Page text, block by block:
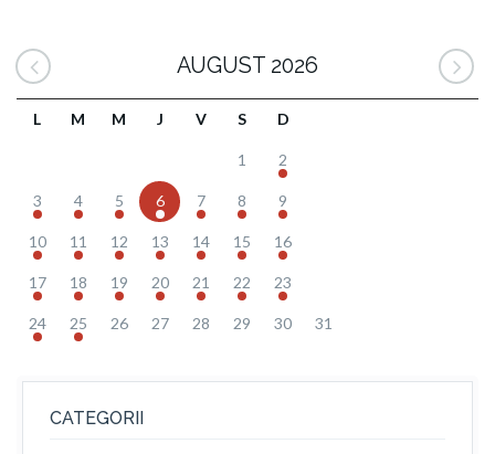
AUGUST 2026
L M M J V S D
1 2
3 4 5 6 7 8 9
10 11 12 13 14 15 16
17 18 19 20 21 22 23
24 25 26 27 28 29 30 31
CATEGORII